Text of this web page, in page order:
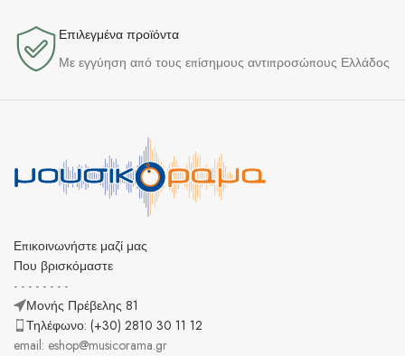
Επιλεγμένα προϊόντα​
Με εγγύηση από τους επίσημους αντιπροσώπους Ελλάδος
Επικοινωνήστε μαζί μας
Που βρισκόμαστε
- - - - - - - -
Μονής Πρέβελης 81
Τηλέφωνο: (+30) 2810 30 11 12
email: eshop@musicorama.gr